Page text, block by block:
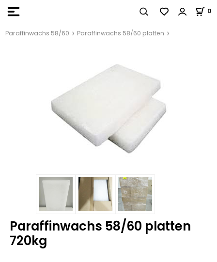
0
Paraffinwachs 58/60 Paraffinwachs 58/60 platten
Paraffinwachs 58/60 platten
720kg